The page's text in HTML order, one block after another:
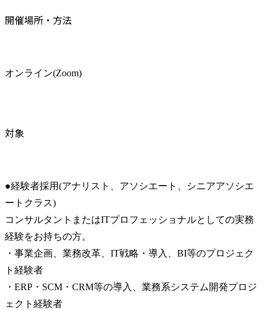
開催場所・方法
オンライン(Zoom)
対象
●経験者採用(アナリスト、アソシエート、シニアアソシエ
ートクラス)
コンサルタントまたはITプロフェッショナルとしての実務
経験をお持ちの方。
・事業企画、業務改革、IT戦略・導入、BI等のプロジェク
ト経験者
・ERP・SCM・CRM等の導入、業務系システム開発プロジ
ェクト経験者